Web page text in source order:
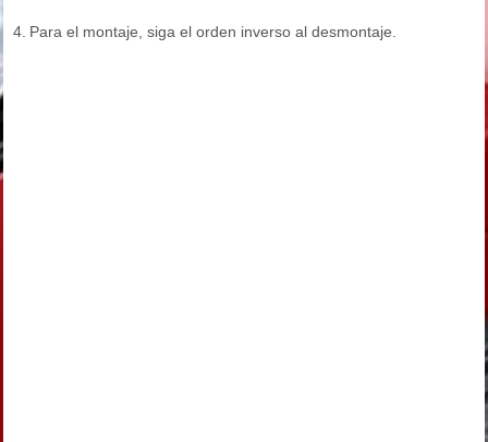
4. Para el montaje, siga el orden inverso al desmontaje.